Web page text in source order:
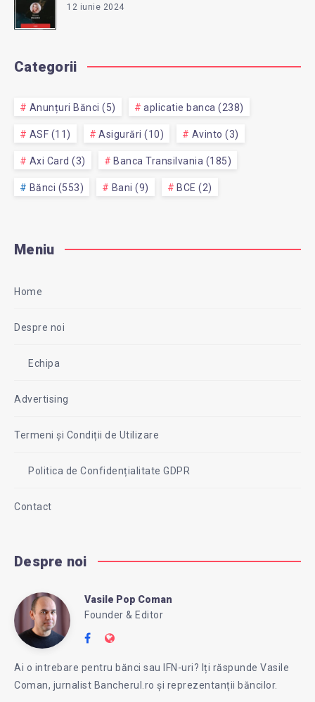
12 iunie 2024
Categorii
Anunțuri Bănci (5) aplicatie banca (238)
ASF (11) Asigurări (10) Avinto (3)
Axi Card (3) Banca Transilvania (185)
Bănci (553) Bani (9) BCE (2)
Meniu
Home
Despre noi
Echipa
Advertising
Termeni și Condiții de Utilizare
Politica de Confidențialitate GDPR
Contact
Despre noi
Vasile
Pop
Vasile Pop Coman
Founder & Editor
Follow
on
Website:
Ai o intrebare pentru bănci sau IFN-uri? Iți răspunde Vasile
Coman, jurnalist Bancherul.ro și reprezentanții băncilor.